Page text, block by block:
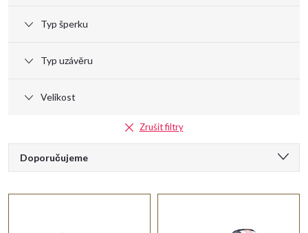
Typ šperku
Typ uzávěru
Velikost
Zrušit filtry
Ř
a
Doporučujeme